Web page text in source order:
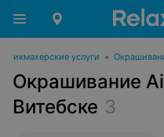
услуги •
Окрашивание
Витебске 3